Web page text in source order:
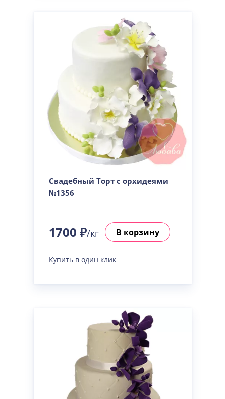
Свадебный Торт с орхидеями
№1356
1700 ₽/кг В корзину
Купить в один клик